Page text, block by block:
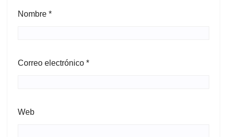
Nombre *
Correo electrónico *
Web